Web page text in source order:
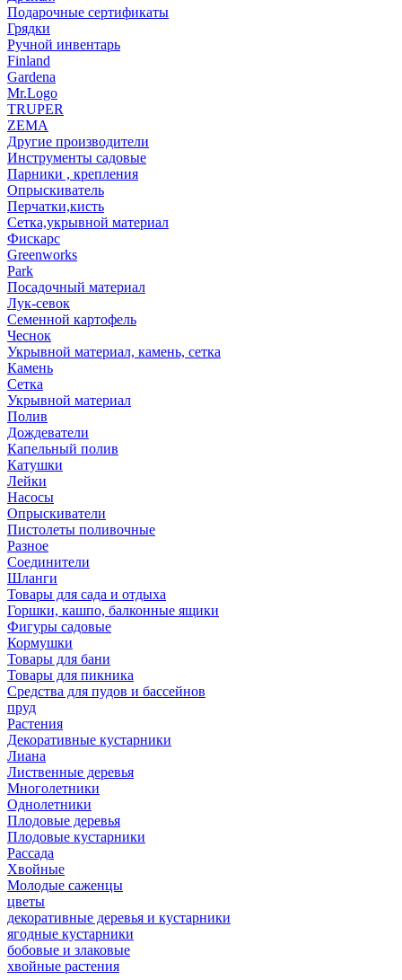
Подарочные сертификаты
Грядки
Ручной инвентарь
Finland
Gardena
Mr.Logo
TRUPER
ZEMA
Другие производители
Инструменты садовые
Парники , крепления
Опрыскиватель
Перчатки,кисть
Сетка,укрывной материал
Фискарс
Greenworks
Park
Посадочный материал
Лук-севок
Семенной картофель
Чеснок
Укрывной материал, камень, сетка
Камень
Сетка
Укрывной материал
Полив
Дождеватели
Капельный полив
Катушки
Лейки
Насосы
Опрыскиватели
Пистолеты поливочные
Разное
Соединители
Шланги
Товары для сада и отдыха
Горшки, кашпо, балконные ящики
Фигуры садовые
Кормушки
Товары для бани
Товары для пикника
Средства для пудов и бассейнов
пруд
Растения
Декоративные кустарники
Лиана
Лиственные деревья
Многолетники
Однолетники
Плодовые деревья
Плодовые кустарники
Рассада
Хвойные
Молодые саженцы
цветы
декоративные деревья и кустарники
ягодные кустарники
бобовые и злаковые
хвойные растения